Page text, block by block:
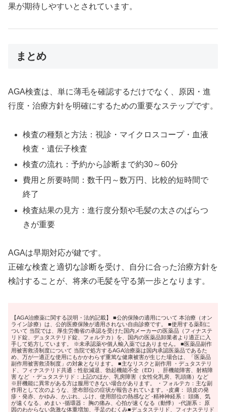
果が期待しやすいとされています。
まとめ
AGA検査は、単に薄毛を確認するだけでなく、原因・進
行度・治療方針を明確にするための重要なステップです。
検査の種類と方法：視診・マイクロスコープ・血液
検査・遺伝子検査
検査の流れ：予約から診断まで約30～60分
費用と所要時間：数千円～数万円、比較的短時間で
終了
検査結果の見方：進行度分類や毛髪の太さのばらつ
きが重要
AGAは早期対応が鍵です。
正確な検査と適切な診断を受け、自分に合った治療方針を
検討することが、将来の毛髪を守る第一歩となります。
【AGA治療薬に関する説明・法的記載】 ■公的保険の適用について 本治療（オン
ライン診療）は、公的医療保険が適用されない自由診療です。 ■使用する薬剤に
ついて 当院では、厚生労働省の承認を受けた国内メーカーの医薬品（フィナステ
リド錠、デュタステリド錠、フォルテカ）を、国内の医薬品卸業者より適正に入
手して処方しています。 ※未承認薬や個人輸入薬ではありません。 ■医薬品副作
用被害救済制度について 当院で処方するAGA治療薬は国内承認医薬品であるた
め、万が一適正な使用にもかかわらず重篤な健康被害が生じた場合は、「医薬品
副作用被害救済制度」の対象となります。 ■主なリスクと副作用 ・デュタステリ
ド、フィナステリド共通：性欲減退、勃起機能不全（ED）、肝機能障害、射精障
害 など ・デュタステリド：上記のほか、乳房障害（女性化乳房、乳頭痛）など
※肝機能に異常がある方は服用できない場合があります。 ・フォルテカ：主な副
作用として次のような、塗布部位の症状が報告されています。-皮膚： 頭皮の発
疹・発赤、かゆみ、かぶれ、ふけ、使用部位の熱感など -精神神経系： 頭痛、気
が遠くなる、めまい -循環器： 胸の痛み、心拍が速くなる（動悸） -代謝系： 原
因のわからない急激な体重増加、手足のむくみ■デュタステリド、フィナステリド